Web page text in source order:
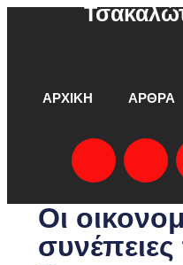
ΑΡΧΙΚΗ ΑΡΘΡΑ
Οι